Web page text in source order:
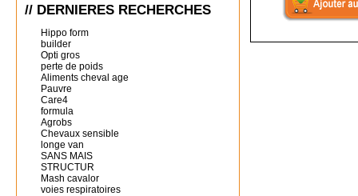
// DERNIERES RECHERCHES
Hippo form
builder
Opti gros
perte de poids
Aliments cheval age
Pauvre
Care4
formula
Agrobs
Chevaux sensible
longe van
SANS MAIS
STRUCTUR
Mash cavalor
voies respiratoires